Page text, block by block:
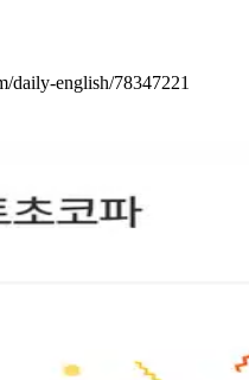
daily-english/78347221